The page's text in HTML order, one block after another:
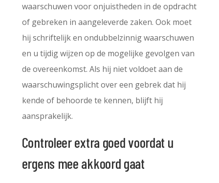
waarschuwen voor onjuistheden in de opdracht
of gebreken in aangeleverde zaken. Ook moet
hij schriftelijk en ondubbelzinnig waarschuwen
en u tijdig wijzen op de mogelijke gevolgen van
de overeenkomst. Als hij niet voldoet aan de
waarschuwingsplicht over een gebrek dat hij
kende of behoorde te kennen, blijft hij
aansprakelijk.
Controleer extra goed voordat u
ergens mee akkoord gaat